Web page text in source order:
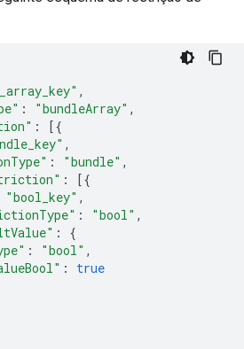
,
: "bundleArray" ,
:
[{
,
: "bundle" ,
:
[{
"bool_key" ,
: "bool" ,
:
{
: "bool" ,
:
true